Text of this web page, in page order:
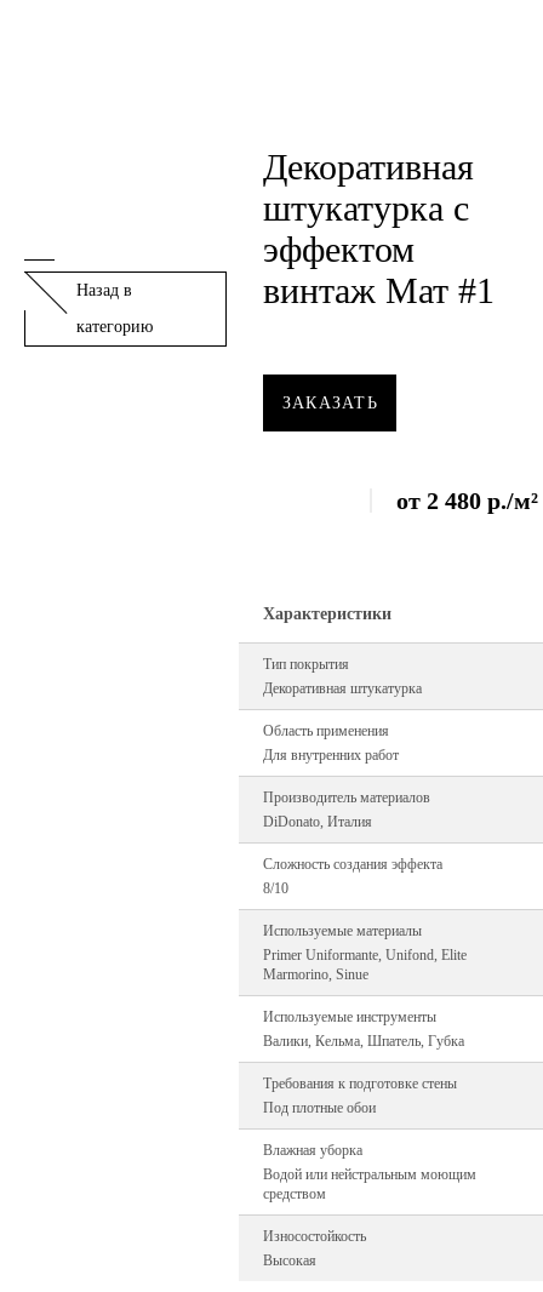
Назад в
категорию
Декоративная
штукатурка с
эффектом
винтаж Мат #1
ЗАКАЗАТЬ
от 2 480 р./м²
Характеристики
Тип покрытия
Декоративная штукатурка
Область применения
Для внутренних работ
Производитель материалов
DiDonato, Италия
Сложность создания эффекта
8/10
Используемые материалы
Primer Uniformante, Unifond, Elite
Marmorino, Sinue
Используемые инструменты
Валики, Кельма, Шпатель, Губка
Требования к подготовке стены
Под плотные обои
Влажная уборка
Водой или нейстральным моющим
средством
Износостойкость
Высокая